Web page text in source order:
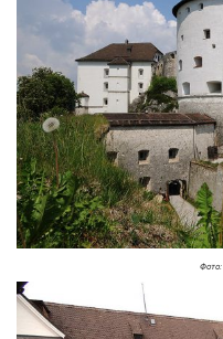
Фото: